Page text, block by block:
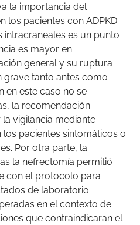
la importancia del
los pacientes con ADPKD.
intracraneales es un punto
es mayor en
general y su ruptura
tanto antes como
en este caso no se
la recomendación
vigilancia mediante
pacientes sintomáticos o
Por otra parte, la
la nefrectomía permitió
con el protocolo para
de laboratorio
en el contexto de
que contraindicaran el